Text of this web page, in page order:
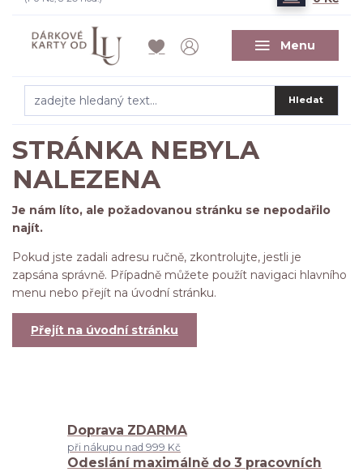
Menu
Hledat
STRÁNKA NEBYLA
NALEZENA
Je nám líto, ale požadovanou stránku se nepodařilo
najít.
Pokud jste zadali adresu ručně, zkontrolujte, jestli je
zapsána správně. Případně můžete použít navigaci hlavního
menu nebo přejít na úvodní stránku.
Přejít na úvodní stránku
Doprava ZDARMA
při nákupu nad 999 Kč
Odeslání maximálně do 3 pracovních